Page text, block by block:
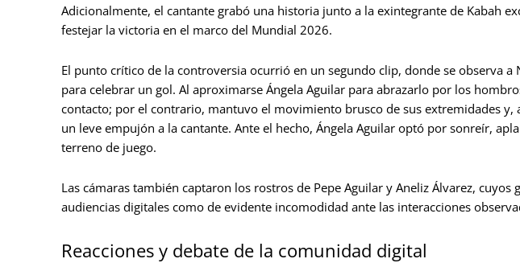
Adicionalmente, el cantante grabó una historia junto a la exintegrante de Kabah
festejar la victoria en el marco del Mundial 2026.
El punto crítico de la controversia ocurrió en un segundo clip, donde se observa a
para celebrar un gol. Al aproximarse Ángela Aguilar para abrazarlo por los
contacto; por el contrario, mantuvo el movimiento brusco de sus extremidades
un leve empujón a la cantante. Ante el hecho, Ángela Aguilar optó por sonreír,
terreno de juego.
Las cámaras también captaron los rostros de Pepe Aguilar y Aneliz Álvarez, cuyos
audiencias digitales como de evidente incomodidad ante las interacciones
Reacciones y debate de la comunidad digital